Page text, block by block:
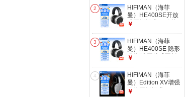
耳机
2
HIFIMAN（海菲
曼）HE400SE开放
式平板振膜hifi发烧
耳机
￥
3
HIFIMAN（海菲
曼）HE400SE 隐形
磁体版 开放式平板
戴式有线音乐耳机
￥
4
HIFIMAN（海菲
曼）Edition XV增强
磁体平板振膜edxv
￥